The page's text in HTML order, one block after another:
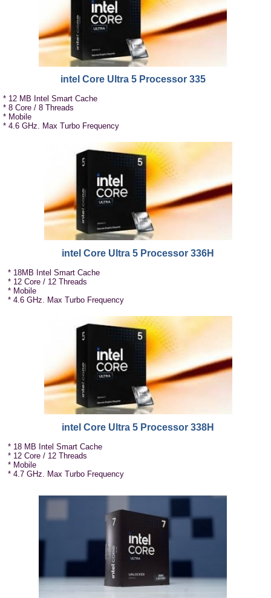
intel Core Ultra 5 Processor 335
* 12 MB Intel Smart Cache
* 8 Core / 8 Threads
* Mobile
* 4.6 GHz. Max Turbo Frequency
intel Core Ultra 5 Processor 336H
* 18MB Intel Smart Cache
* 12 Core / 12 Threads
* Mobile
* 4.6 GHz. Max Turbo Frequency
intel Core Ultra 5 Processor 338H
* 18 MB Intel Smart Cache
* 12 Core / 12 Threads
* Mobile
* 4.7 GHz. Max Turbo Frequency